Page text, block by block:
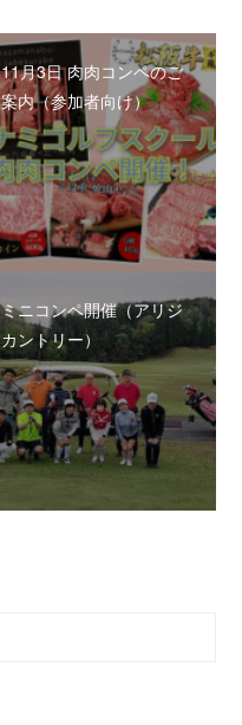
11月3日 肉肉コンペのご
案内（参加者向け）
ミニコンペ開催（アリジ
カントリー）